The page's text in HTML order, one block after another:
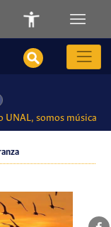
UNAL, somos música